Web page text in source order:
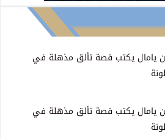
يامال يكتب قصة تألق مذهلة في
يامال يكتب قصة تألق مذهلة في